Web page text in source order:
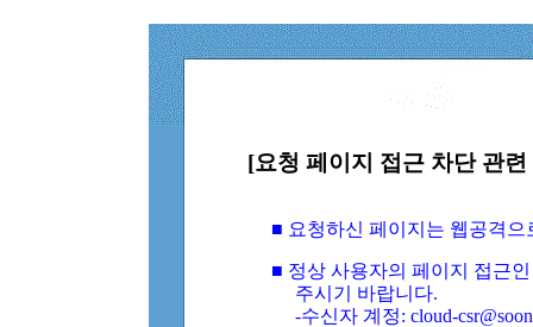
[요청 페이지 접근 차단 관
■ 요청하신 페이지는 웹공격
■ 정상 사용자의 페이지 접근
주시기 바랍니다.
-수신자 계정: cloud-